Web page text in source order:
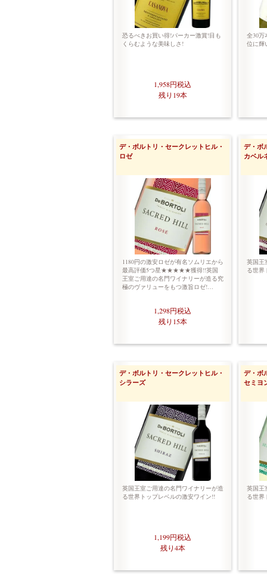
恐るべきお買い得!パーカー激賞!目も
くらむような美味しさ!
1,958円税込
残り19本
全30万
位に輝
デ・ボルトリ・セークレットヒル・
ロゼ
1180円の激安ロゼが有名ソムリエから
最高評価5つ星★★★★★獲得!!英国
王室ご用達の名門ワイナリーが造る究
極のヴァリューをもつ激旨ロゼ!…
1,298円税込
残り15本
デ・ボ
カベル
英国王
る世界
デ・ボルトリ・セークレットヒル・
シラーズ
英国王室ご用達の名門ワイナリーが造
る世界トップレベルの激安ワイン!!
1,199円税込
残り4本
デ・ボ
セミヨ
英国王
る世界